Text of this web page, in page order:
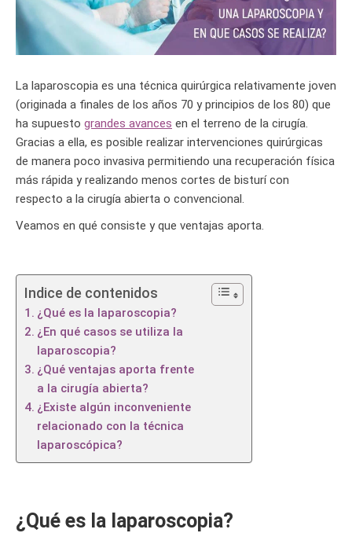
La laparoscopia es una técnica quirúrgica relativamente joven
(originada a finales de los años 70 y principios de los 80) que
ha supuesto grandes avances en el terreno de la cirugía.
Gracias a ella, es posible realizar intervenciones quirúrgicas
de manera poco invasiva permitiendo una recuperación física
más rápida y realizando menos cortes de bisturí con
respecto a la cirugía abierta o convencional.
Veamos en qué consiste y que ventajas aporta.
Indice de contenidos
¿Qué es la laparoscopia?
¿En qué casos se utiliza la
laparoscopia?
¿Qué ventajas aporta frente
a la cirugía abierta?
¿Existe algún inconveniente
relacionado con la técnica
laparoscópica?
¿Qué es la laparoscopia?